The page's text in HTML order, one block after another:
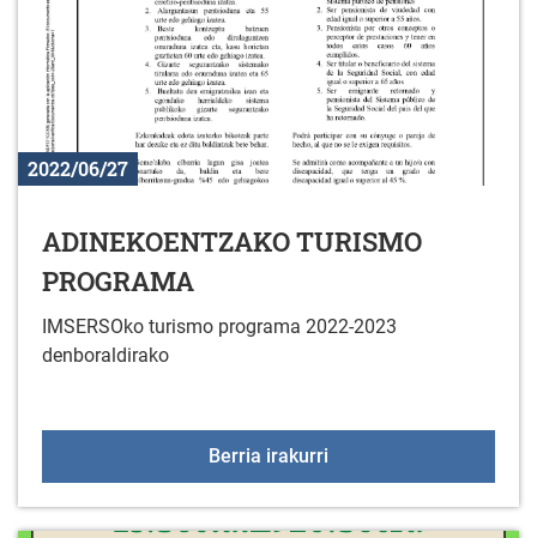
2022/06/27
ADINEKOENTZAKO TURISMO
PROGRAMA
IMSERSOko turismo programa 2022-2023
denboraldirako
Berria irakurri